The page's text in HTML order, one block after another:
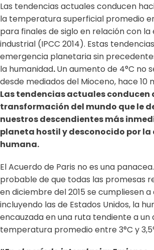
Las tendencias actuales conducen
la temperatura superficial promedio
para finales de siglo en relación con
industrial (IPCC 2014). Estas
emergencia planetaria sin
la humanidad.Un aumento de 4°C no
desde mediados del Mioceno, hace 10
Las tendencias actuales conducen
transformación del mundo que le
nuestros descendientes más
planeta hostil y desconocido por la
humana.
El Acuerdo de Paris no es una
probable de que todas las promesas
en diciembre del 2015 se cumpliesen
incluyendo las de Estados Unidos, la
encauzada en una ruta tendiente a un
temperatura promedio entre 3°C y